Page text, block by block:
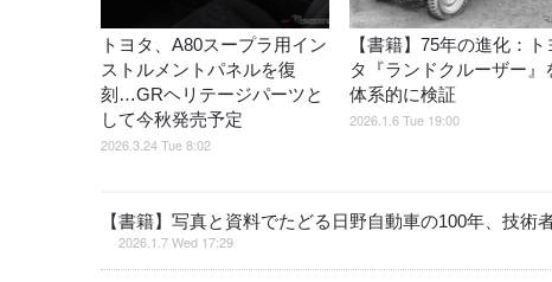
トヨタ、A80スープラ用イン
ストルメントパネルを復
刻…GRヘリテージパーツと
して今秋発売予定
2026.3.24 Tue 8:02
【書籍】75年の進化：ト
タ『ランドクルーザー』
体系的に検証
2026.1.6 Tue 19:00
【書籍】写真と資料でたどる日野自動車の100年、技
2026.1.7 Wed 17:29